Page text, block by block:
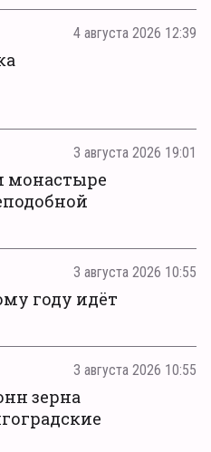
4 августа 2026 12:39
3 августа 2026 19:01
монастыре
3 августа 2026 10:55
году идёт
3 августа 2026 10:55
зерна